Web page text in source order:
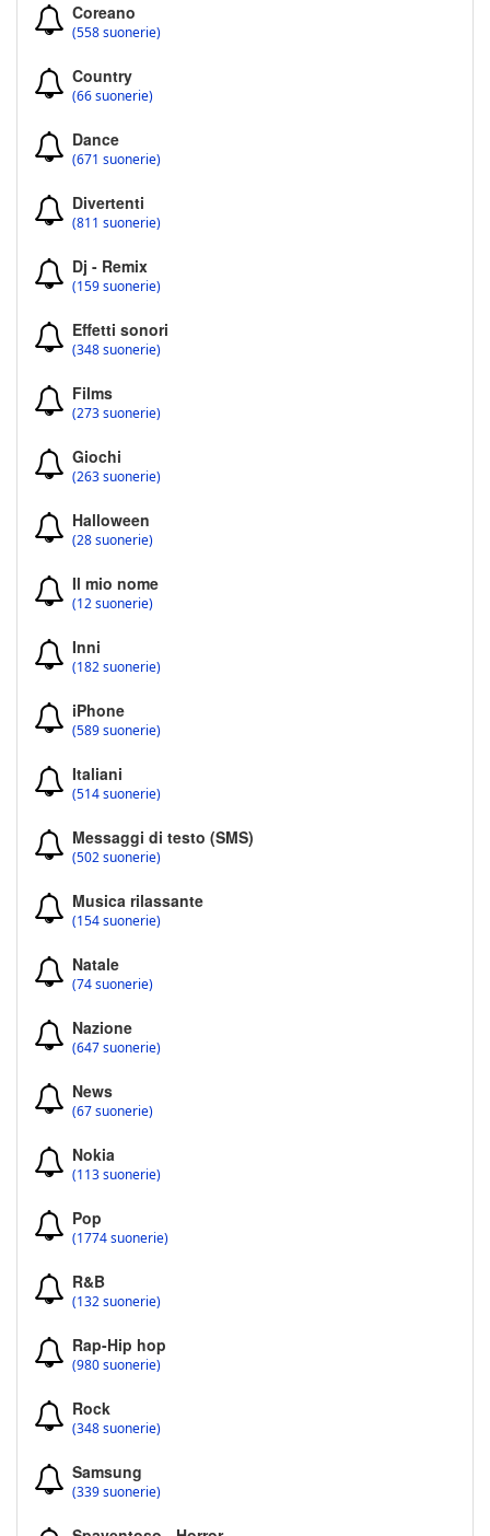
Coreano
(558 suonerie)
Country
(66 suonerie)
Dance
(671 suonerie)
Divertenti
(811 suonerie)
Dj - Remix
(159 suonerie)
Effetti sonori
(348 suonerie)
Films
(273 suonerie)
Giochi
(263 suonerie)
Halloween
(28 suonerie)
Il mio nome
(12 suonerie)
Inni
(182 suonerie)
iPhone
(589 suonerie)
Italiani
(514 suonerie)
Messaggi di testo (SMS)
(502 suonerie)
Musica rilassante
(154 suonerie)
Natale
(74 suonerie)
Nazione
(647 suonerie)
News
(67 suonerie)
Nokia
(113 suonerie)
Pop
(1774 suonerie)
R&B
(132 suonerie)
Rap-Hip hop
(980 suonerie)
Rock
(348 suonerie)
Samsung
(339 suonerie)